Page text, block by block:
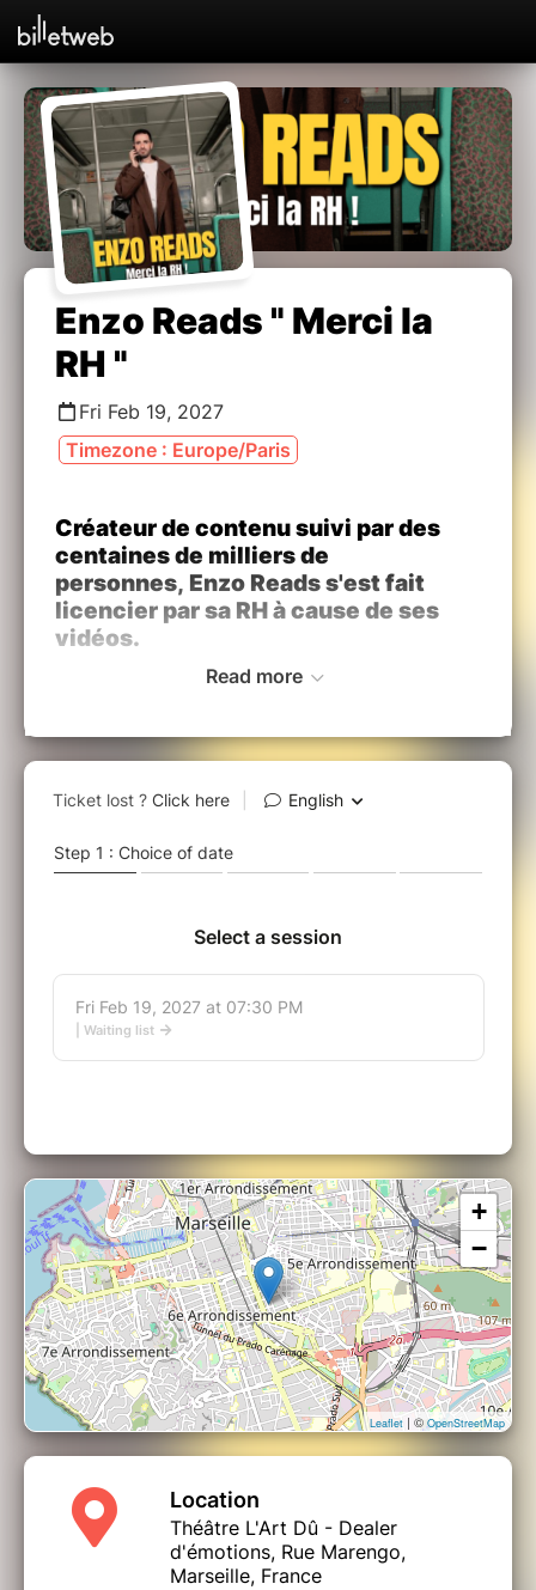
Enzo Reads " Merci la
RH "
Fri Feb 19, 2027
Timezone : Europe/Paris
Créateur de contenu suivi par des
centaines de milliers de
personnes, Enzo Reads s'est fait
licencier par sa RH à cause de ses
vidéos.
Une histoire absurde qui devient le point de
incarne un personnage un peu aigri, vite
exaspéré par les absurdités de la vie moderne.
Entre angoisses, réseaux sociaux et
Read more
+
−
Leaflet | © OpenStreetMap
Location
Théâtre L'Art Dû - Dealer
d'émotions, Rue Marengo,
Marseille, France